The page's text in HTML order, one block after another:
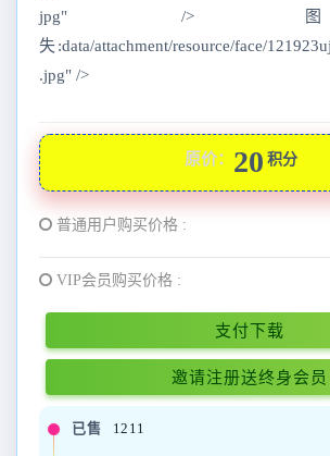
jpg" />
失:data/attachment/resource/face/
.jpg" />
原价： 20 积分
普通用户购买价格 :
VIP会员购买价格 :
支付下载
邀请注册送终身会员
已售 1211